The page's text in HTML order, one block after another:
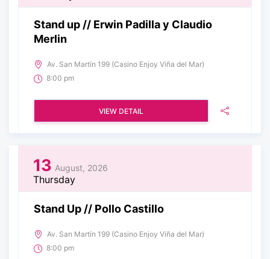
Stand up // Erwin Padilla y Claudio
Merlin
Av. San Martín 199 (Casino Enjoy Viña del Mar)
8:00 pm
VIEW DETAIL
13 August, 2026
Thursday
Stand Up // Pollo Castillo
Av. San Martín 199 (Casino Enjoy Viña del Mar)
8:00 pm